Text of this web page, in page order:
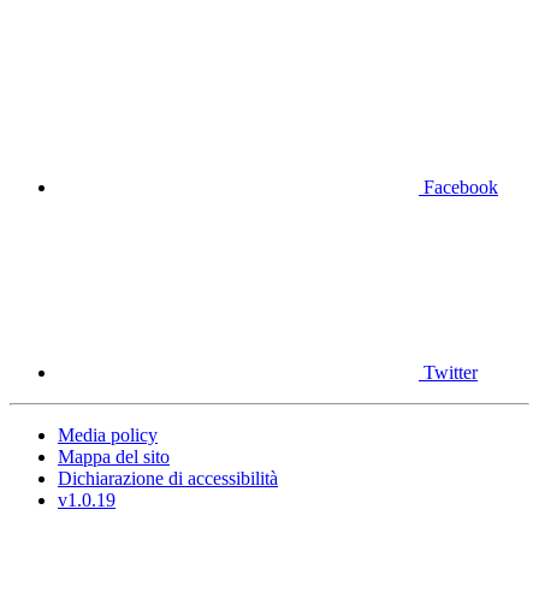
Facebook
Twitter
Media policy
Mappa del sito
Dichiarazione di accessibilità
v1.0.19